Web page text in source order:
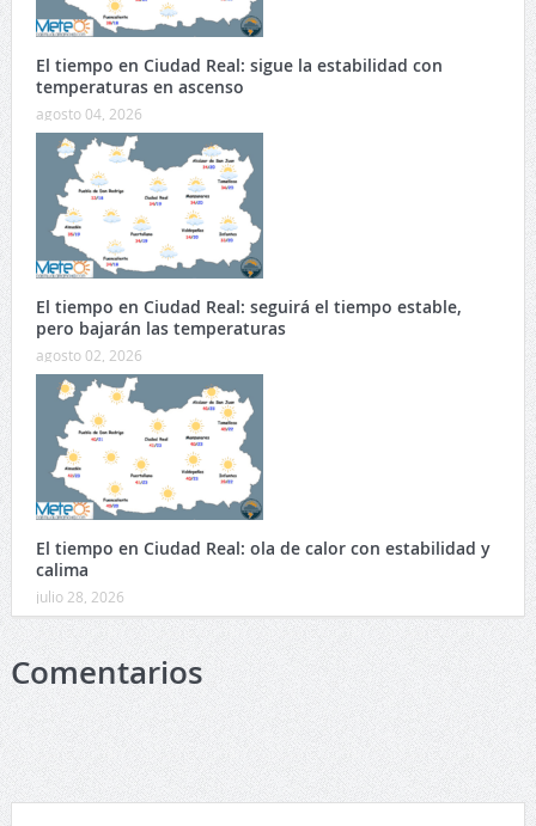
El tiempo en Ciudad Real: sigue la estabilidad con
temperaturas en ascenso
agosto 04, 2026
El tiempo en Ciudad Real: seguirá el tiempo estable,
pero bajarán las temperaturas
agosto 02, 2026
El tiempo en Ciudad Real: ola de calor con estabilidad y
calima
julio 28, 2026
Comentarios